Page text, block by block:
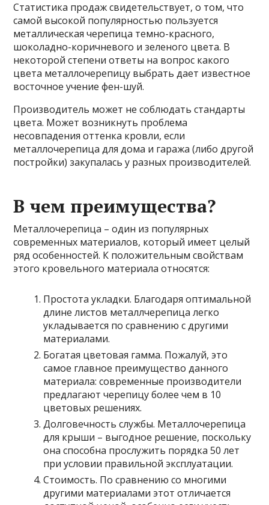
Статистика продаж свидетельствует, о том, что
самой высокой популярностью пользуется
металлическая черепица темно-красного,
шоколадно-коричневого и зеленого цвета. В
некоторой степени ответы на вопрос какого
цвета металлочерепицу выбрать дает известное
восточное учение фен-шуй.
Производитель может не соблюдать стандарты
цвета. Может возникнуть проблема
несовпадения оттенка кровли, если
металлочерепица для дома и гаража (либо другой
постройки) закупалась у разных производителей.
В чем преимущества?
Металлочерепица – один из популярных
современных материалов, который имеет целый
ряд особенностей. К положительным свойствам
этого кровельного материала относятся:
Простота укладки. Благодаря оптимальной
длине листов металлчерепица легко
укладывается по сравнению с другими
материалами.
Богатая цветовая гамма. Пожалуй, это
самое главное преимущество данного
материала: современные производители
предлагают черепицу более чем в 10
цветовых решениях.
Долговечность службы. Металлочерепица
для крыши – выгодное решение, поскольку
она способна прослужить порядка 50 лет
при условии правильной эксплуатации.
Стоимость. По сравнению со многими
другими материалами этот отличается